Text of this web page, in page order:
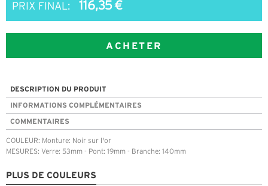
PRIX FINAL: 116,35 €
ACHETER
DESCRIPTION DU PRODUIT
INFORMATIONS COMPLÉMENTAIRES
COMMENTAIRES
COULEUR: Monture: Noir sur l'or
MESURES: Verre: 53mm - Pont: 19mm - Branche: 140mm
PLUS DE COULEURS